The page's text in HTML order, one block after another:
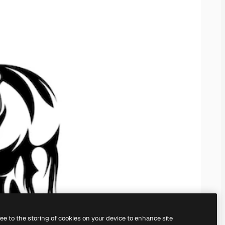
to the storing of cookies on your device to enhance site